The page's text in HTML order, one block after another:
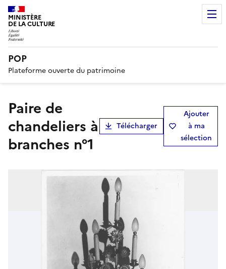
MINISTÈRE
DE LA CULTURE
POP
Plateforme ouverte du patrimoine
paire de
chandeliers à
branches n°1
Télécharger
Ajouter
à ma
sélection